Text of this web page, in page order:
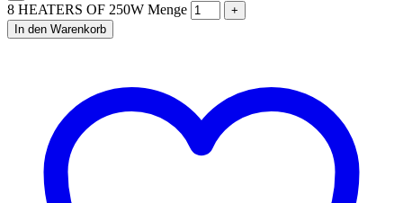
8 HEATERS OF 250W Menge
In den Warenkorb